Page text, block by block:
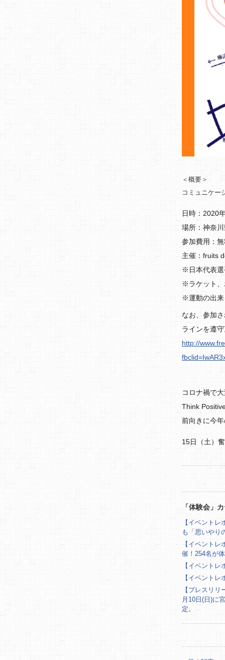
＜概要＞
コミュニケー
日時：2020
場所：神奈
参加費用：
主催：fruits
※日本代表選
※ラケット、
※運動の出来
なお、参加
ラインを遵
http://
コロナ禍で
Think
前向きに今
15日（土）
「体験会」
【イベント
も「思いやり
【イベント
催！254名が
【イベント
【イベント
【プレスリ
月10日(日)に
定。